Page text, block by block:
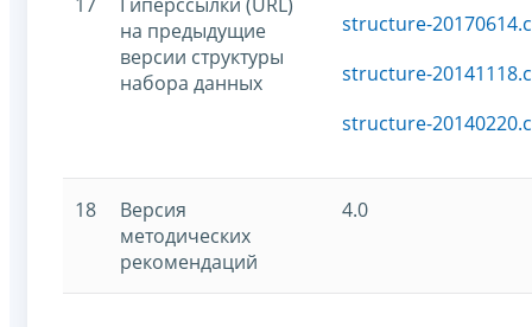
на предыдущие
версии структуры
набора данных
structure-
structure-
structure-
18
Версия
методических
рекомендаций
4.0